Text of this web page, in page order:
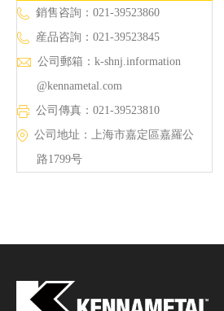
銷售咨詢：021-39523860
産品咨詢：021-39523845
公司郵箱： k-shnj.information
@kennametal.com
公司傳真：021-39523810
公司地址：上海市嘉定區嘉羅公
路1799号